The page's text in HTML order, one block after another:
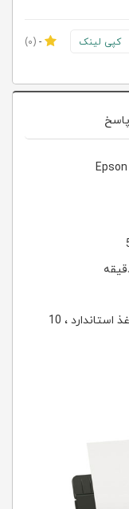
کپی لینک -
(0)
ظرفیت سینی ورودی کاغذ 100 برگ کاغذ استاندارد ، 10